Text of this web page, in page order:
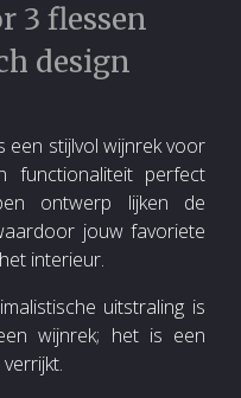
3 flessen
design
een stijlvol wijnrek voor
perfect
ontwerp lijken de
jouw favoriete
interieur.
uitstraling is
wijnrek; het is een